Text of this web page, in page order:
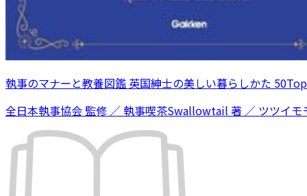
執事のマナーと教養図鑑 英国紳士の美しい暮らしかた
全日本執事協会 監修 ／ 執事喫茶Swallowtail 著 ／ ツツイ